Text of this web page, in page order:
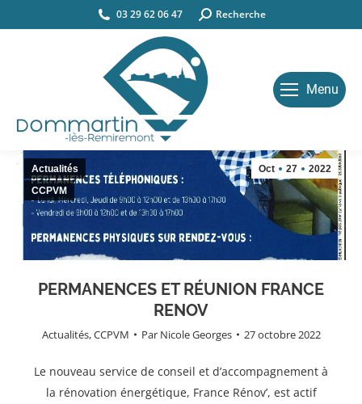
03 29 62 06 47 Search:Recherche
Menu
PERMANENCES ET RÉUNION FRANCE
RENOV
Actualités,CCPVM Par Nicole Georges 27 octobre 2022
Oct 27 2022
Actualités
CCPVM
Le nouveau service de conseil et d’accompagnement à
la rénovation énergétique, France Rénov’, est actif